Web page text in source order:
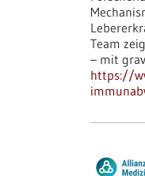
Team
– mit
https://